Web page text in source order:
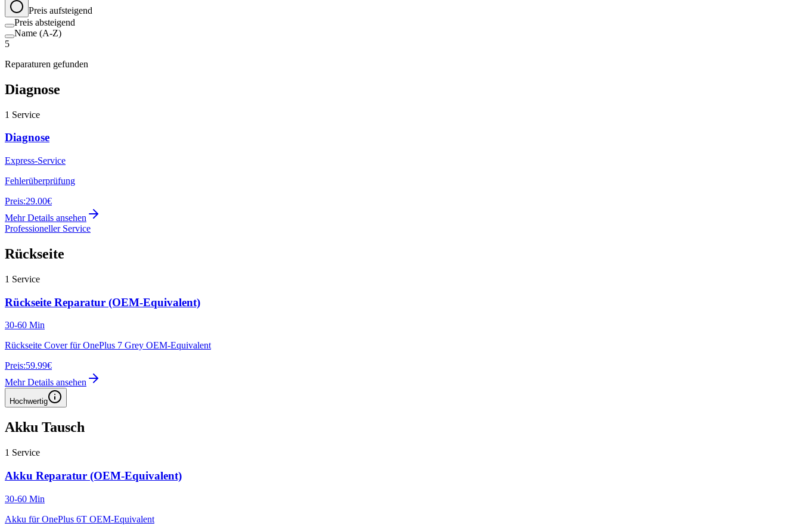
Preis aufsteigend
Preis absteigend
Name (A-Z)
5
Reparaturen gefunden
Diagnose
1 Service
Diagnose
Express-Service
Fehlerüberprüfung
Preis:29.00€
Mehr Details ansehen
Professioneller Service
Rückseite
1 Service
Rückseite Reparatur (OEM-Equivalent)
30-60 Min
Rückseite Cover für OnePlus 7 Grey OEM-Equivalent
Preis:59.99€
Mehr Details ansehen
Hochwertig
Akku Tausch
1 Service
Akku Reparatur (OEM-Equivalent)
30-60 Min
Akku für OnePlus 6T OEM-Equivalent